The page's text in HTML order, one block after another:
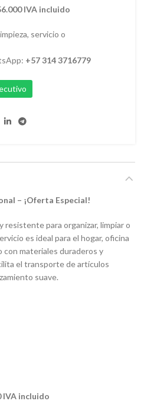
IVA incluido
servicio o
+57 314 3716779
– ¡Oferta Especial!
resistente para organizar, limpiar o
es ideal para el hogar, oficina
con materiales duraderos y
el transporte de artículos
suave.
IVA incluido